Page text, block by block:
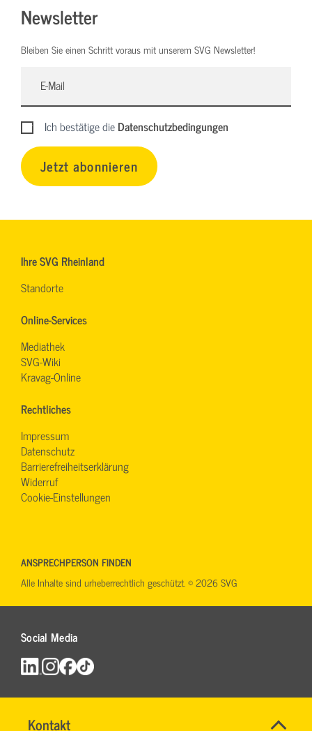
Kontakt
Name*
Newsletter
Bleiben Sie einen Schritt voraus mit unserem SVG Newsletter!
Ich bestätige dieDatenschutzbedingungen
Jetzt abonnieren
Ihre SVG Rheinland
Standorte
Online-Services
Mediathek
SVG-Wiki
Kravag-Online
Rechtliches
Impressum
Datenschutz
Barrierefreiheitserklärung
Widerruf
Cookie-Einstellungen
Social Media
ANSPRECHPERSON FINDEN
Alle Inhalte sind urheberrechtlich geschützt. © 2026 SVG